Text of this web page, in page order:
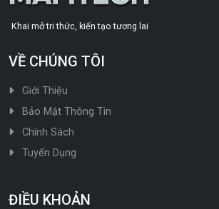
Khai mở tri thức, kiến tạo tương lai
VỀ CHÚNG TÔI
Giới Thiệu
Bảo Mật Thông Tin
Chính Sách
Tuyển Dụng
ĐIỀU KHOẢN